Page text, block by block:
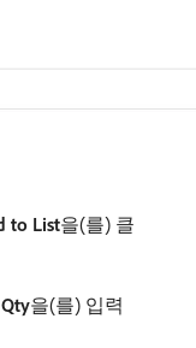
to List​을(를) 클
Qty​을(를) 입력